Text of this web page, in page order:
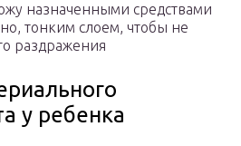
назначенными средствами
тонким слоем, чтобы не
раздражения
у ребенка